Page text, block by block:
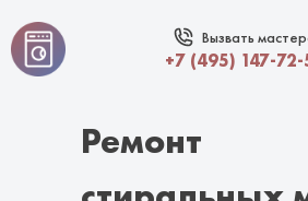
Вызвать
+7 (495) 147-
Ремонт